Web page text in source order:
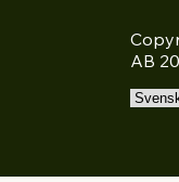
AB